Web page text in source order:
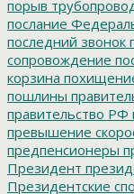
порыв
послание
последний звонок
сопровождение
корзина
пошлины
правительство РФ
превышение
предпенсионеры
Президент
Президентские